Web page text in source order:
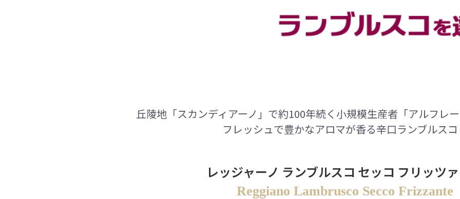
丘陵地「スカンディアーノ」で約100年続く小規模生産者「アルフレ
フレッシュで豊かなアロマが香る辛口ランブルス
レッジャーノ ランブルスコ セッコ フリッツ
Reggiano Lambrusco Secco Frizzante